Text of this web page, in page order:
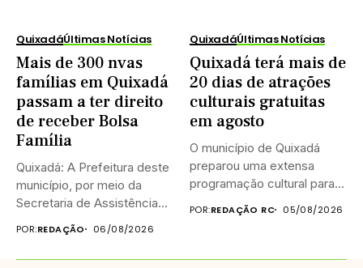
QuixadáÚltimas Notícias
Mais de 300 nvas
famílias em Quixadá
passam a ter direito
de receber Bolsa
Família
Quixadá: A Prefeitura deste
município, por meio da
Secretaria de Assistência
POR:REDAÇÃO 06/08/2026
QuixadáÚltimas Notícias
Quixadá terá mais de
20 dias de atrações
culturais gratuitas
em agosto
O município de Quixadá
preparou uma extensa
programação cultural para
POR:REDAÇÃO RC 05/08/2026